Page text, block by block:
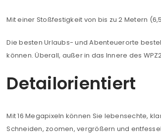
Passwort*
ANMELDEN
Mit einer Stoßfestigkeit von bis zu 2 Metern
Die besten Urlaubs- und Abenteuerorte
können. Überall, außer in das Innere des
Detailorientiert
Mit 16 Megapixeln können Sie lebensechte,
Schneiden, zoomen, vergrößern und